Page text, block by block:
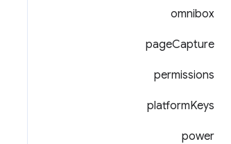
omnibox
pageCapture
permissions
platformKeys
power